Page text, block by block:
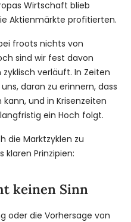
Wirtschaft blieb
Aktienmärkte profitierten.
froots nichts von
sind wir fest davon
verläuft. In Zeiten
daran zu erinnern, dass
und in Krisenzeiten
ein Hoch folgt.
die Marktzyklen zu
Prinzipien:
keinen Sinn
oder die Vorhersage von